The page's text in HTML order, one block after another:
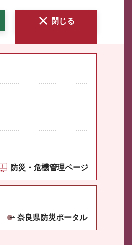
閉じる
防災・危機管理ページ
奈良県防災ポータル